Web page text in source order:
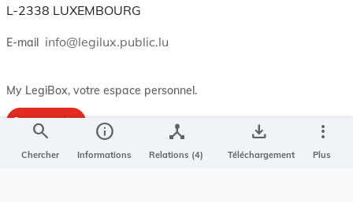
search
Chercher
info
Informations
device_hub
Relations (4)
save_alt
Téléchargement
more_vert
Plus
L-2338 LUXEMBOURG
E-mail info@legilux.public.lu
My LegiBox, votre espace personnel.
Se connecter
Enregistrer et organiser vos actes préférés, enregistrer vos